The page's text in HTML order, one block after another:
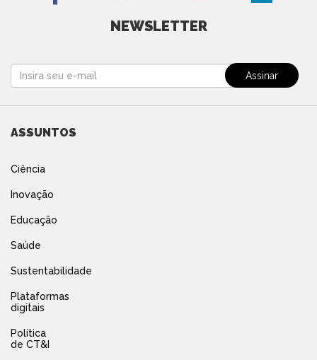
NEWSLETTER
ASSUNTOS
Ciência
Inovação
Educação
Saúde
Sustentabilidade
Plataformas
digitais
Política
de CT&I